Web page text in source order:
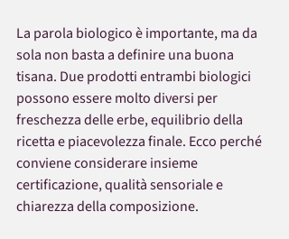
La parola biologico è importante, ma da
sola non basta a definire una buona
tisana. Due prodotti entrambi biologici
possono essere molto diversi per
freschezza delle erbe, equilibrio della
ricetta e piacevolezza finale. Ecco perché
conviene considerare insieme
certificazione, qualità sensoriale e
chiarezza della composizione.